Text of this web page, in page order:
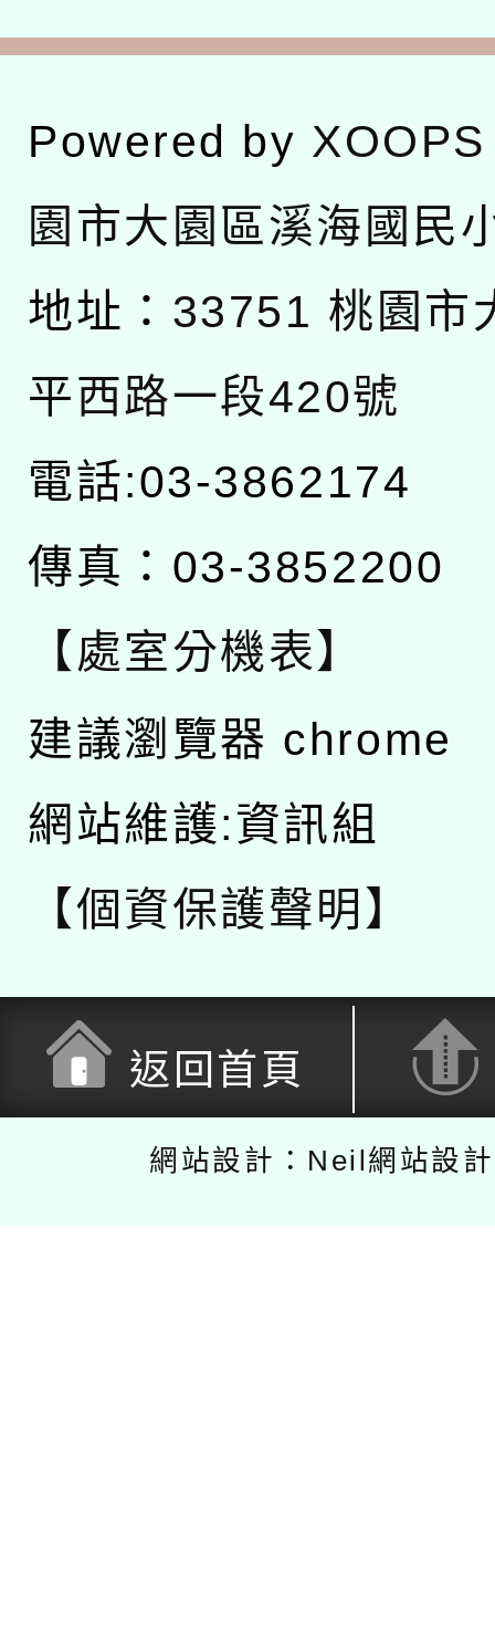
Powered by XOOPS
園市大園區溪海國民
地址： 33751 桃園市
平西路一段420號
電話:03-3862174
傳真：03-3852200
【處室分機表】
建議瀏覽器 chrome
網站維護:資訊組
【個資保護聲明】
返回首頁
網站設計：Neil網站設